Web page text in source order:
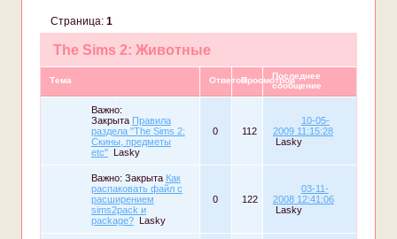
The Sims 2: Животные
Страница: 1
Тема ОтветовПросмотровПоследнее
сообщение
Важно:
Закрыта Правила
раздела "The Sims 2:
Скины, предметы
etc"
Lasky
0 112
10-05-
2009 11:15:28
Lasky
Важно: Закрыта Как
распаковать файл с
расширением
sims2pack и
package?
Lasky
0 122
03-11-
2008 12:41:06
Lasky